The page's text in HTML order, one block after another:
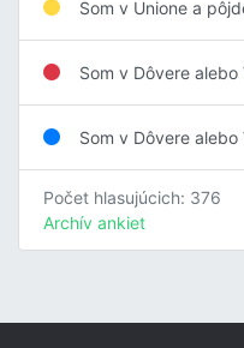
Som v Unione a
Som v Dôvere alebo
Som v Dôvere
Počet hlasujúcich: 376
Archív ankiet